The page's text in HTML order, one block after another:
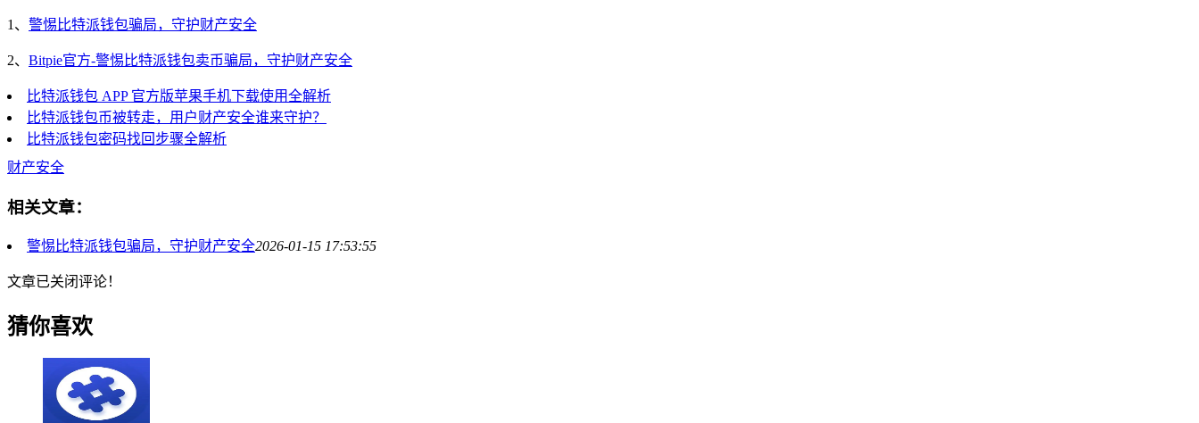
1、 警惕比特派钱包骗局，守护财产安全
2、 Bitpie官方-警惕比特派钱包卖币骗局，守护财产安全
比特派钱包 APP 官方版苹果手机下载使用全解析
比特派钱包币被转走，用户财产安全谁来守护？
比特派钱包密码找回步骤全解析
财产安全
相关文章：
警惕比特派钱包骗局，守护财产安全2026-01-15 17:53:55
文章已关闭评论！
猜你喜欢